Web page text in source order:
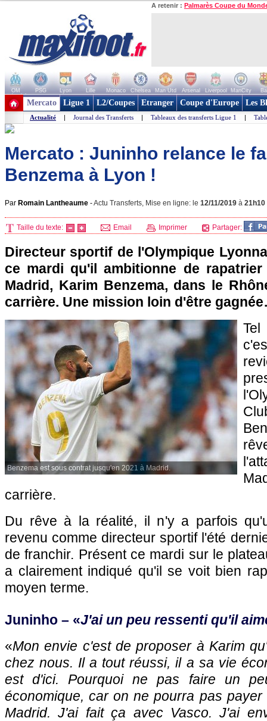
A retenir : Palmarès Coupe du
OM PSG Lyon Lille Monaco Chelsea Man Utd Arsenal Liverpool ManCity
+ de clubs
Mercato Ligue 1 L2/Coupes Etranger Coupe d'Europe Les
Actualité | Journal des Transferts | Tableaux des transferts Ligue 1 |
Mercato : Juninho relance le
Benzema à Lyon !
Par Romain Lantheaume -Actu Transferts, Mise en ligne: le 12/11/2019 à 21h10
Taille du texte: Email Imprimer Partager:
Directeur sportif de l'Olympique
ce mardi qu'il ambitionne de
Madrid, Karim Benzema, dans le
carrière. Une mission loin d'être
Benzema est sous contrat jusqu'en 2021 à Madrid.
carrière.
Du rêve à la réalité, il n'y a parfois
revenu comme directeur sportif l'été
de franchir. Présent ce mardi sur le
a clairement indiqué qu'il se voit bien
moyen terme.
Juninho – «J'ai un peu ressenti qu'il
«Mon envie c'est de proposer à Karim
chez nous. Il a tout réussi, il a sa vie
est d'ici. Pourquoi ne pas faire un
économique, car on ne pourra pas
Madrid. J'ai fait ça avec Vasco. J'ai